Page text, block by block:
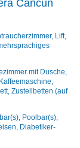
Cancun
Lift,
mit Dusche,
Zustellbetten (auf
Poolbar(s),
Diabetiker-